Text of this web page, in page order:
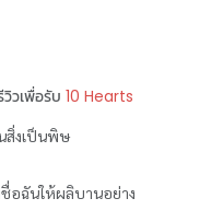
วิวเพื่อรับ 10 Hearts
สิ่งเป็นพิษ
อฉันให้ผลิบานอย่าง